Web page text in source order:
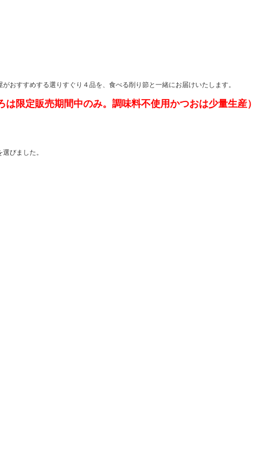
おすすめする選りすぐり４品を、食べる削り節と一緒にお届けいたします。
限定販売期間中のみ。調味料不使用かつおは少量生産）
びました。